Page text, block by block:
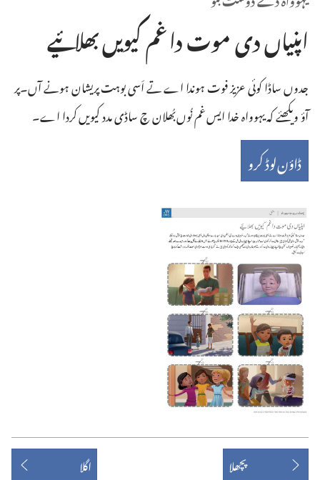
اپنیاں دی موت دا غم کیویں بھلائیے
جدوں ساڈا کوئی عزیز فوت ہوندا اے تے اَسی بوہت پریشان ہونے آں۔پر
آؤ ویکھئے کہ یہوواہ خدا ایس غم نُوں بُھلان چ ساڈی مدد کیویں کردا اے۔
ڈاؤن‌لوڈ کرو
پچھلا اگلا